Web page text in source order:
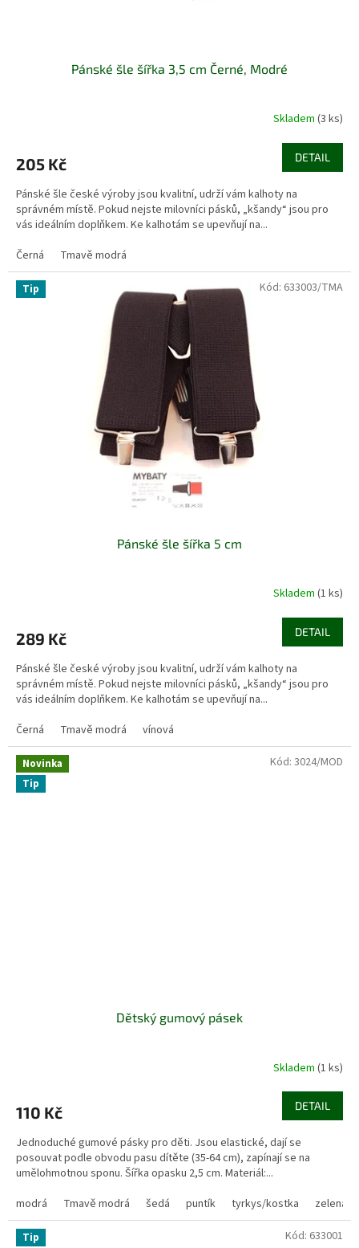
Pánské šle šířka 3,5 cm Černé, Modré
Skladem (3 ks)
205 Kč DETAIL
Pánské šle české výroby jsou kvalitní, udrží vám kalhoty na
správném místě. Pokud nejste milovníci pásků, „kšandy“ jsou pro
vás ideálním doplňkem. Ke kalhotám se upevňují na...
Černá
Tmavě modrá
Tip
Pánské šle šířka 5 cm
Skladem (1 ks)
289 Kč DETAIL
Pánské šle české výroby jsou kvalitní, udrží vám kalhoty na
správném místě. Pokud nejste milovníci pásků, „kšandy“ jsou pro
vás ideálním doplňkem. Ke kalhotám se upevňují na...
Černá
Tmavě modrá vínová
Kód: 633003/TMA
Novinka
Tip
Dětský gumový pásek
Skladem (1 ks)
110 Kč DETAIL
Jednoduché gumové pásky pro děti. Jsou elastické, dají se
posouvat podle obvodu pasu dítěte (35-64 cm), zapínají se na
umělohmotnou sponu. Šířka opasku 2,5 cm. Materiál:...
modrá
Tmavě modrá šedá puntík tyrkys/kostka zelená/
Kód: 3024/MOD
Tip Kód: 633001